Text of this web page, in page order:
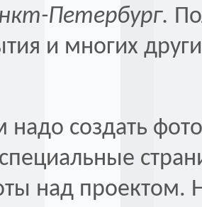
Петербург.
и многих
надо создать
над проектом.